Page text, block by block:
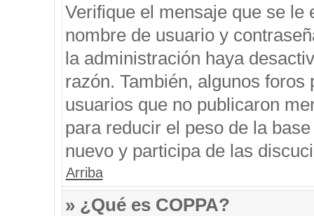
Verifique el mensaje que se
nombre de usuario y
la administración haya
razón. También, algunos
usuarios que no publicaron
para reducir el peso de la
nuevo y participa de las
Arriba
» ¿Qué es COPPA?